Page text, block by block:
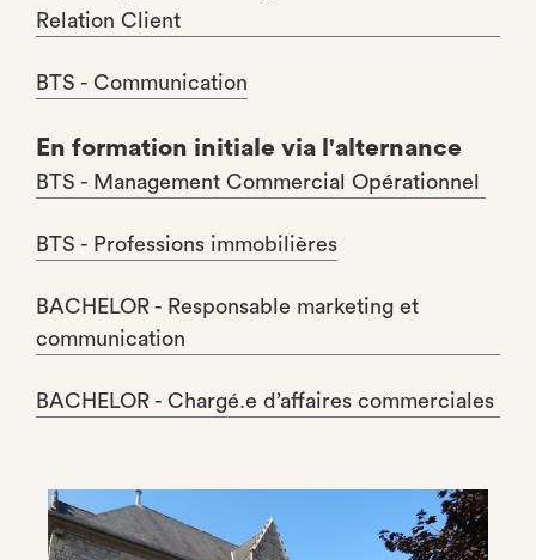
Relation Client
BTS - Communication
En formation initiale via l'alternance
BTS - Management Commercial Opérationnel
BTS - Professions immobilières
BACHELOR - Responsable marketing et
communication
BACHELOR - Chargé.e d’affaires commerciales